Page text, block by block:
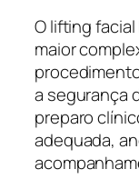
O lifting
maior
a segurança
preparo
adequada,